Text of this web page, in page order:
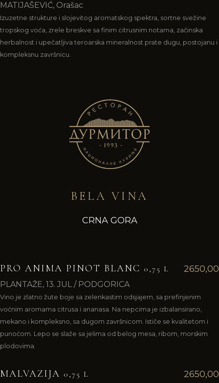
MATIJAŠEVIĆ, Orašac
Izuzetne strukture i slojevitog aromatskog spektra, sortne svežine
tropskog voća, zrele breskve sa finim citrusnim notama, začinska
herbalnost i upečatljiva teroarska mineralnost prate dugu, postojanu i
kompleksnu završnicu.
BELA VINA
CRNA GORA
PRO ANIMA PINOT BLANC 0,75 L 2650,00
PLANTAŽE, 13. JUL / PODGORICA
Vino je zlatno žute boje sa zelenkastim odsjajem, sa prefinjenim
voćnim aromama citrusa i ananasa. Na nepcima je izbalansirano,
mekano i kompleksno, sa dugom završnicom. Ističe se kvalitetom i
punoćom. Lepo se slaže sa jelima od belog mesa, ribom, morskim
plodovima.
MALVAZIJA 0,75 L 2650,00